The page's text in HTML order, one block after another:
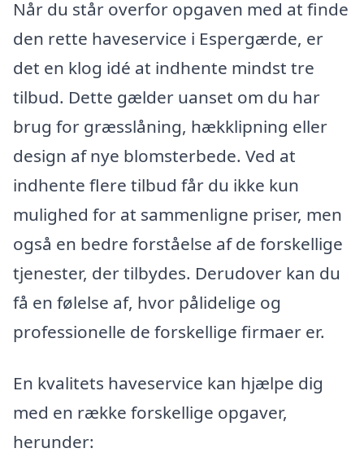
Når du står overfor opgaven med at finde
den rette haveservice i Espergærde, er
det en klog idé at indhente mindst tre
tilbud. Dette gælder uanset om du har
brug for græsslåning, hækklipning eller
design af nye blomsterbede. Ved at
indhente flere tilbud får du ikke kun
mulighed for at sammenligne priser, men
også en bedre forståelse af de forskellige
tjenester, der tilbydes. Derudover kan du
få en følelse af, hvor pålidelige og
professionelle de forskellige firmaer er.
En kvalitets haveservice kan hjælpe dig
med en række forskellige opgaver,
herunder: